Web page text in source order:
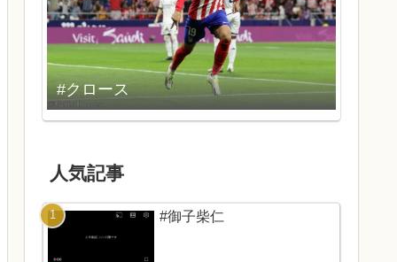
#クロース
人気記事
#御子柴仁